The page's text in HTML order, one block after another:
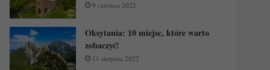
9 czerwca 2022
Oksytania: 10 miejsc, które warto
zobaczyć!
11 sierpnia 2022